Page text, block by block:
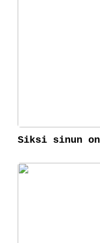
Siksi sinun